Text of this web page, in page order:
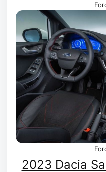
2023 Dacia